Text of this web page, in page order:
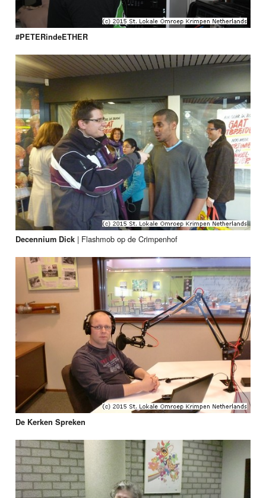
#PETERindeETHER
Decennium Dick | Flashmob op de Crimpenhof
De Kerken Spreken